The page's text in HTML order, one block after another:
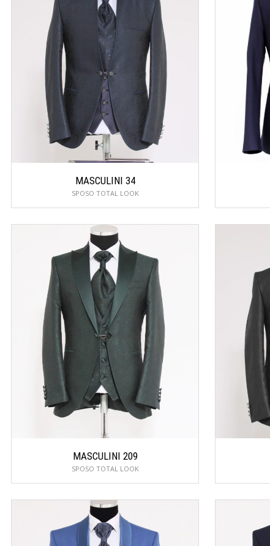
MASCULINI 34
SPOSO TOTAL LOOK
MASCULINI 209
SPOSO TOTAL LOOK